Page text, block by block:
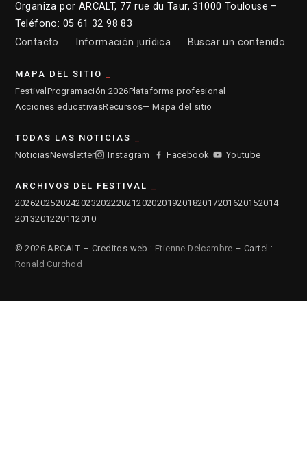
Organiza por ARCALT, 77 rue du Taur, 31000 Toulouse –
Teléfono: 05 61 32 98 83
Contacto
Información jurídica Buscar un contenido
MAPA DEL SITIO
Festival Programación 2026Plataforma profesional
Acciones educativasRecursos— Mapa del sitio
TODAS LAS NOTICIAS
NoticiasNewsletter Instagram Facebook Youtube
ARCHIVOS DEL FESTIVAL
2026202520242023202220212020201920182017201620152014
2013201220112010
© 2026 ARCALT – Creditos web : Etienne Delcambre – Cartel :
Ronald Curchod